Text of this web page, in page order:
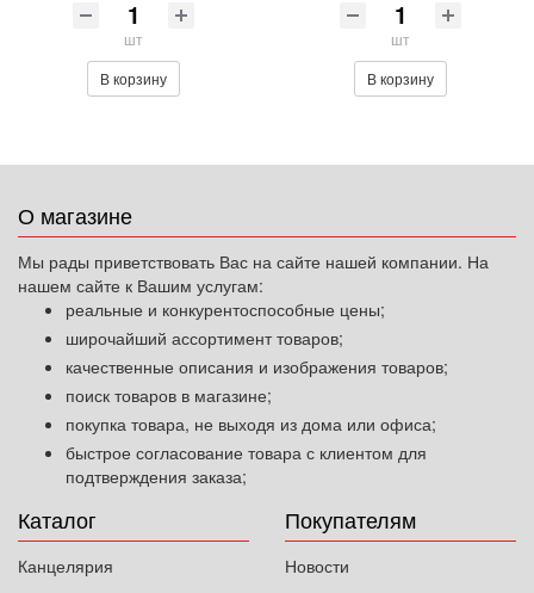
шт
В корзину
шт
В корзину
О магазине
Мы рады приветствовать Вас на сайте нашей компании. На
нашем сайте к Вашим услугам:
реальные и конкурентоспособные цены;
широчайший ассортимент товаров;
качественные описания и изображения товаров;
поиск товаров в магазине;
покупка товара, не выходя из дома или офиса;
быстрое согласование товара с клиентом для
подтверждения заказа;
Каталог
Канцелярия
Покупателям
Новости